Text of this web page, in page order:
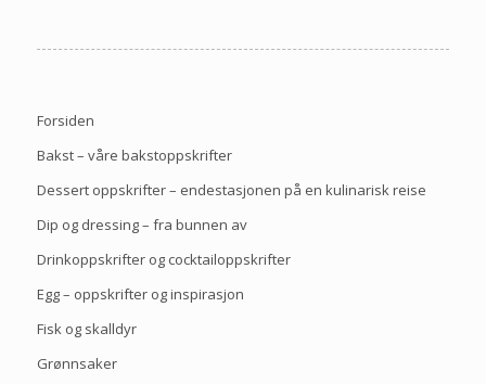
Forsiden
Bakst – våre bakstoppskrifter
Dessert oppskrifter – endestasjonen på en kulinarisk reise
Dip og dressing – fra bunnen av
Drinkoppskrifter og cocktailoppskrifter
Egg – oppskrifter og inspirasjon
Fisk og skalldyr
Grønnsaker